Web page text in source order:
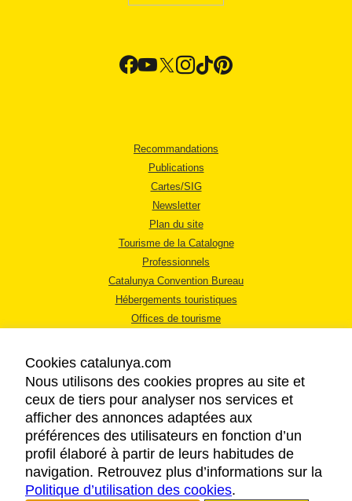
Recommandations
Publications
Cartes/SIG
Newsletter
Plan du site
Tourisme de la Catalogne
Professionnels
Catalunya Convention Bureau
Hébergements touristiques
Offices de tourisme
MENTIONS LÉGALES
RÈGLES DE CONFIDENTIALITÉ
COOKIES
ACCESSIBILITÉ
Cookies catalunya.com
Nous utilisons des cookies propres au site et
ceux de tiers pour analyser nos services et
afficher des annonces adaptées aux
préférences des utilisateurs en fonction d’un
profil élaboré à partir de leurs habitudes de
navigation. Retrouvez plus d’informations sur la
Politique d’utilisation des cookies.